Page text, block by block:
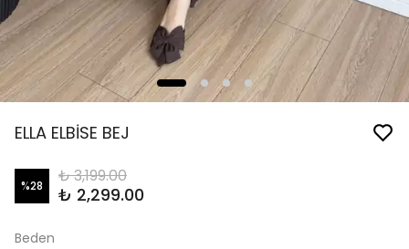
ELLA ELBİSE BEJ
%28 ₺ 3,199.00
₺ 2,299.00
Beden